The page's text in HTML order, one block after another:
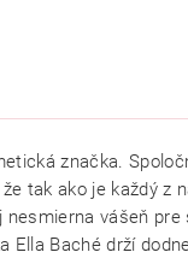
značka.
tak ako je každý z
nesmierna vášeň
Ella Baché drží